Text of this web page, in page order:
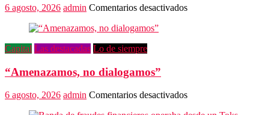
de
6 agosto, 2026 admin Comentarios desactivadosen
despojaría
Capital Las destacadas Lo de siempre
“Amenazamos, no dialogamos”
6 agosto, 2026 admin Comentarios desactivadosen